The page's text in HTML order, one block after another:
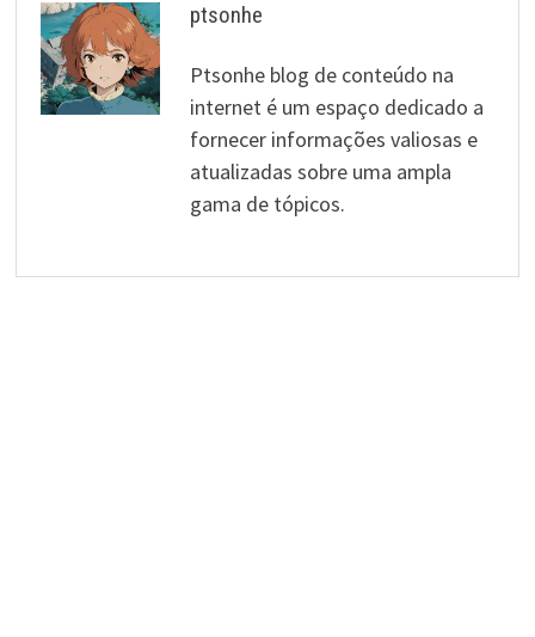
ptsonhe
Ptsonhe blog de conteúdo na
internet é um espaço dedicado a
fornecer informações valiosas e
atualizadas sobre uma ampla
gama de tópicos.